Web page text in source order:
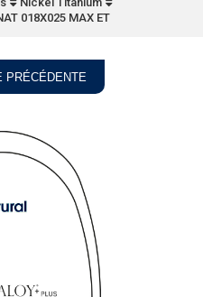
018X025 MAX ET
PRÉCÉDENTE